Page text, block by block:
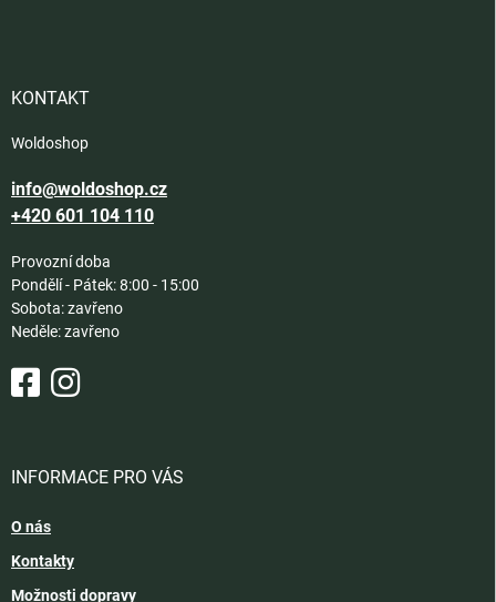
KONTAKT
Woldoshop
info@woldoshop.cz
+420 601 104 110
Provozní doba
Pondělí - Pátek: 8:00 - 15:00
Sobota: zavřeno
Neděle: zavřeno
INFORMACE PRO VÁS
O nás
Kontakty
Možnosti dopravy